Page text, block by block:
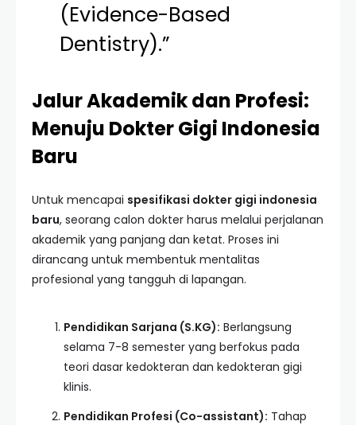
(Evidence-Based
Dentistry).”
Jalur Akademik dan Profesi:
Menuju Dokter Gigi Indonesia
Baru
Untuk mencapai spesifikasi dokter gigi indonesia
baru, seorang calon dokter harus melalui perjalanan
akademik yang panjang dan ketat. Proses ini
dirancang untuk membentuk mentalitas
profesional yang tangguh di lapangan.
Pendidikan Sarjana (S.KG): Berlangsung
selama 7-8 semester yang berfokus pada
teori dasar kedokteran dan kedokteran gigi
klinis.
Pendidikan Profesi (Co-assistant): Tahap